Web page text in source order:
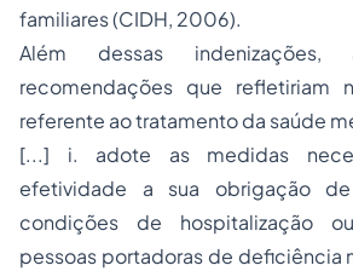
familiares (CIDH, 2006).
Além dessas
recomendações que refletiriam
referente ao tratamento da saúde
[...] i. adote as medidas
efetividade a sua obrigação de
condições de hospitalização
pessoas portadoras de deficiência